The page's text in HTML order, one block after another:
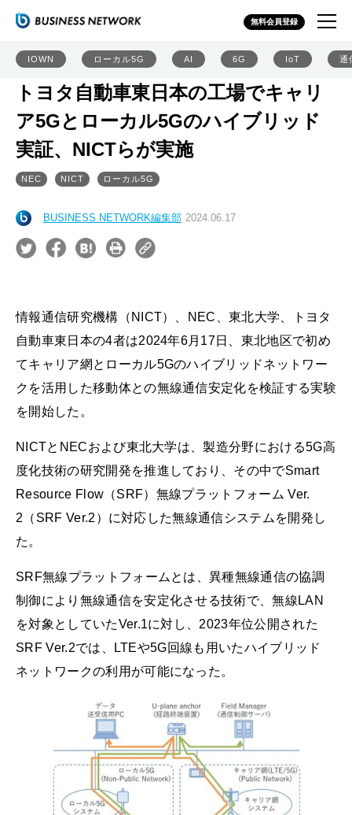
無料会員登録
IOWN ローカル5G AI 6G IoT 通
トヨタ自動車東日本の工場でキャリ
ア5Gとローカル5Gのハイブリッド
実証、NICTらが実施
NEC NICT ローカル5G
BUSINESS NETWORK編集部 2024.06.17
情報通信研究機構（NICT）、NEC、東北大学、トヨタ
自動車東日本の4者は2024年6月17日、東北地区で初め
てキャリア網とローカル5Gのハイブリッドネットワー
クを活用した移動体との無線通信安定化を検証する実験
を開始した。
NICTとNECおよび東北大学は、製造分野における5G高
度化技術の研究開発を推進しており、その中でSmart
Resource Flow（SRF）無線プラットフォーム Ver.
2（SRF Ver.2）に対応した無線通信システムを開発し
た。
SRF無線プラットフォームとは、異種無線通信の協調
制御により無線通信を安定化させる技術で、無線LAN
を対象としていたVer.1に対し、2023年位公開された
SRF Ver.2では、LTEや5G回線も用いたハイブリッド
ネットワークの利用が可能になった。